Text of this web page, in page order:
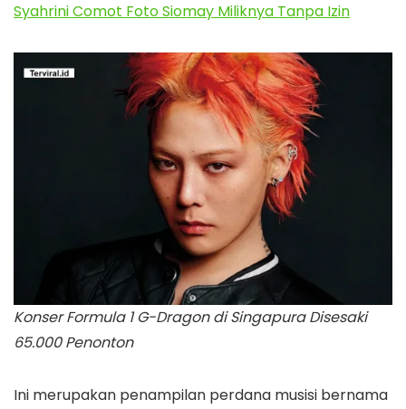
Syahrini Comot Foto Siomay Miliknya Tanpa Izin
Konser Formula 1 G-Dragon di Singapura Disesaki
65.000 Penonton
Ini merupakan penampilan perdana musisi bernama